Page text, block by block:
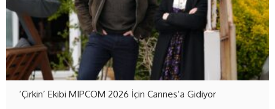
‘Çirkin’ Ekibi MIPCOM 2026 İçin Cannes’a Gidiyor